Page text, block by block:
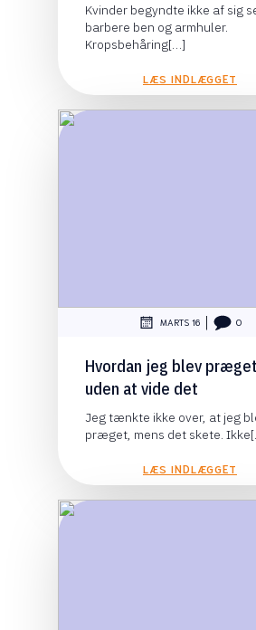
Kvinder begyndte ikke af sig
barbere ben og armhuler.
Kropsbehåring[…]
LÆS INDLÆGGET
MARTS 16 | 0
Hvordan jeg blev
uden at vide det
Jeg tænkte ikke over, at jeg
præget, mens det skete.
LÆS INDLÆGGET